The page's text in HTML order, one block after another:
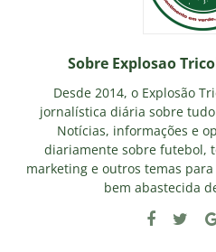
Sobre Explosao
Desde 2014, o Explosão
jornalística diária sobre
Notícias, informações e
diariamente sobre futebol,
marketing e outros temas
bem abastecida